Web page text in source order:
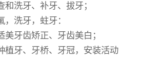
洗牙、补牙、拔牙；
洗牙，蛀牙：
美牙齿矫正、牙齿美白；
植牙、牙桥、牙冠，安装活动